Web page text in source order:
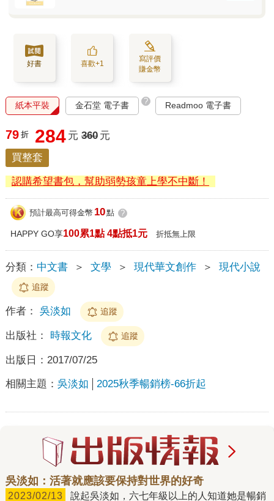
好書 喜歡+1
寫評價
賺金幣
紙本平裝 金石堂 電子書 ? Readmoo 電子書
79 折 284 元 360 元
買整套
認購希望書包，幫助弱勢孩童上學不中斷！
預計最高可得金幣 10點 ?
HAPPY GO享100累1點 4點抵1元 折抵無上限
分類： 中文書 ＞ 文學 ＞ 現代華文創作 ＞ 現代小說
追蹤
作者： 吳淡如 追蹤
出版社： 時報文化 追蹤
出版日： 2017/07/25
相關主題： 吳淡如 2025秋季暢銷榜-66折起
吳淡如：活著就應該要保持對世界的好奇
2023/02/13